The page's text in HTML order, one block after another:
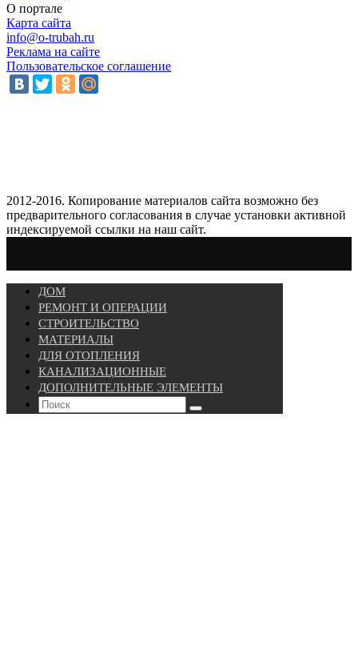
О портале
Карта сайта
info@o-trubah.ru
Реклама на сайте
Пользовательское соглашение
2012-2016. Копирование материалов сайта возможно без
предварительного согласования в случае установки активной
индексируемой ссылки на наш сайт.
ДОМ
РЕМОНТ И ОПЕРАЦИИ
СТРОИТЕЛЬСТВО
МАТЕРИАЛЫ
ДЛЯ ОТОПЛЕНИЯ
КАНАЛИЗАЦИОННЫЕ
ДОПОЛНИТЕЛЬНЫЕ ЭЛЕМЕНТЫ